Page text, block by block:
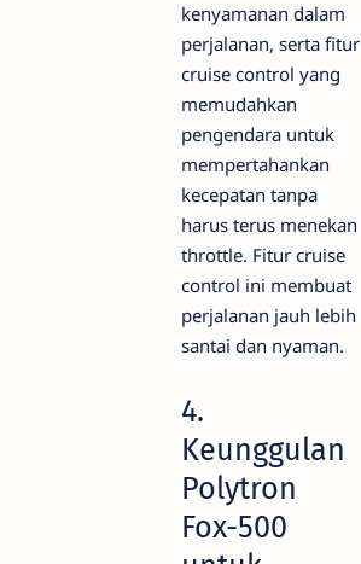
kenyamanan dalam
perjalanan, serta fitur
cruise control yang
memudahkan
pengendara untuk
mempertahankan
kecepatan tanpa
harus terus menekan
throttle. Fitur cruise
control ini membuat
perjalanan jauh lebih
santai dan nyaman.
4.
Keunggulan
Polytron
Fox-500